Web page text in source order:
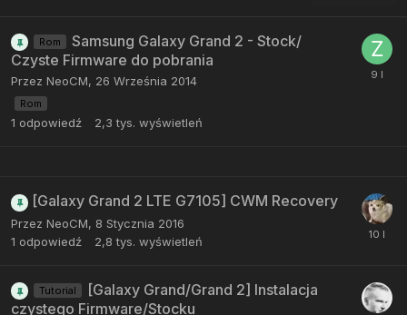
Rom
Samsung Galaxy Grand 2 - Stock/
Czyste Firmware do pobrania
Przez NeoCM, 26 Września 2014
Rom
1 odpowiedź 2,3 tys. wyświetleń
[Galaxy Grand 2 LTE G7105] CWM Recovery
Przez NeoCM, 8 Stycznia 2016
1 odpowiedź 2,8 tys. wyświetleń
Tutorial
[Galaxy Grand/Grand 2] Instalacja
czystego Firmware/Stocku